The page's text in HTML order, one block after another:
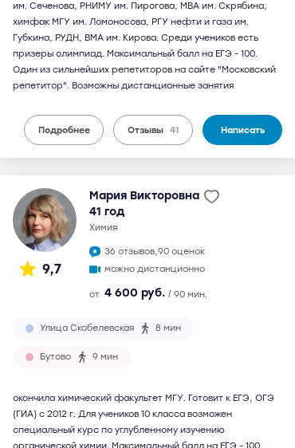
им. Сеченова, РНИМУ им. Пирогова, МВА им. Скрябина,
химфак МГУ им. Ломоносова, РГУ нефти и газа им.
Губкина, РУДН, ВМА им. Кирова. Среди учеников есть
призеры олимпиад. Максимальный балл на ЕГЭ - 100.
Один из сильнейших репетиторов на сайте "Московский
репетитор". Возможны дистанционные занятия
Подробнее Отзывы 41 Написать
9,7
Мария Викторовна
41 год
химия
36 отзывов,90 оценок
можно дистанционно
от 4 600 руб. / 90 мин.
Улица Скобелевская 8 мин
Бутово 9 мин
окончила химический факультет МГУ. Готовит к ЕГЭ, ОГЭ
(ГИА) с 2012 г. Для учеников 10 класса возможен
специальный курс по углубленному изучению